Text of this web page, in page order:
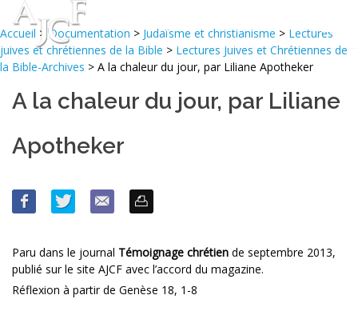
Accueil >Documentation > Judaïsme et christianisme > Lectures
juives et chrétiennes de la Bible > Lectures Juives et Chrétiennes de
la Bible-Archives > A la chaleur du jour, par Liliane Apotheker
A la chaleur du jour, par Liliane
Apotheker
Paru dans le journal Témoignage chrétien de septembre 2013,
publié sur le site AJCF avec l’accord du magazine.
Réflexion à partir de Genèse 18, 1-8